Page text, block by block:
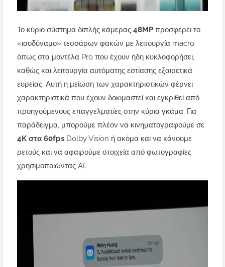
Το κύριο σύστημα διπλής κάμερας 48MP προσφέρει το
«ισοδύναμο» τεσσάρων φακών με λειτουργία macro
όπως στα μοντέλα Pro που έχουν ήδη κυκλοφορήσει,
καθώς και λειτουργία αυτόματης εστίασης εξαιρετικά
ευρείας. Αυτή η μείωση των χαρακτηριστικών φέρνει
χαρακτηριστικά που έχουν δοκιμαστεί και εγκριθεί από
προηγούμενους επαγγελματίες στην κύρια γκάμα. Για
παράδειγμα, μπορούμε πλέον να κινηματογραφούμε σε
4K στα 60fps Dolby Vision ή ακόμα και να κάνουμε
ρετούς και να αφαιρούμε στοιχεία από φωτογραφίες
χρησιμοποιώντας AI.